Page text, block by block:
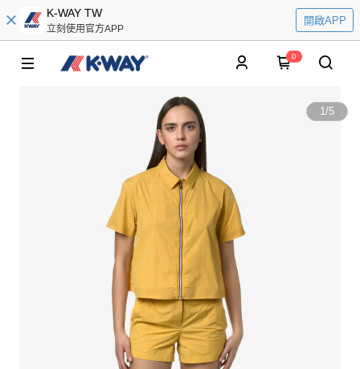
K-WAY TW
立刻使用官方APP
開啟APP
0
1/5